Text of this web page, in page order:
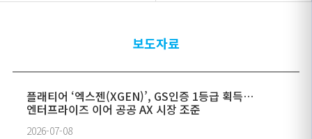
보도자료
플래티어 ‘엑스젠(XGEN)’, GS인증 1등급 획득…
엔터프라이즈 이어 공공 AX 시장 조준
2026-07-08